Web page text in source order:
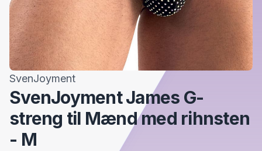
SvenJoyment
SvenJoyment James G-
streng til Mænd med rihnsten
- M